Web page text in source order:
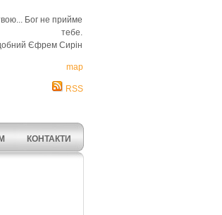
Бог не прийме
тебе.
Єфрем Сирін
map
RSS
КОНТАКТИ